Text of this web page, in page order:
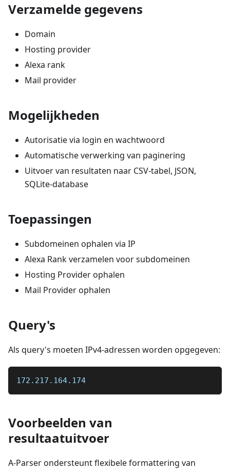
Verzamelde gegevens
Domain
Hosting provider
Alexa rank
Mail provider
Mogelijkheden
Autorisatie via login en wachtwoord
Automatische verwerking van paginering
Uitvoer van resultaten naar CSV-tabel, JSON,
SQLite-database
Toepassingen
Subdomeinen ophalen via IP
Alexa Rank verzamelen voor subdomeinen
Hosting Provider ophalen
Mail Provider ophalen
Query's
Als query's moeten IPv4-adressen worden opgegeven:
172.217.164.174
Voorbeelden van
resultaatuitvoer
A-Parser ondersteunt flexibele formattering van